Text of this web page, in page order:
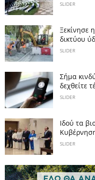
SLIDER
Ξεκίνησε
δικτύου
SLIDER
Σήμα
δεχθείτε
SLIDER
Ιδού τα
SLIDER